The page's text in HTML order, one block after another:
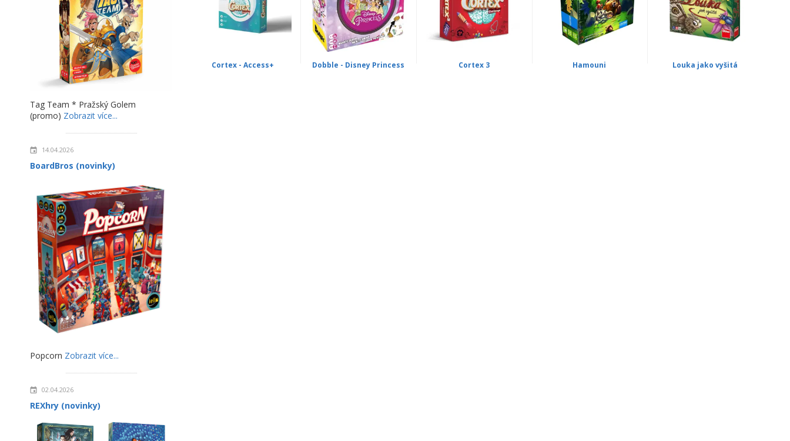
Tag Team * Pražský Golem
(promo) Zobrazit více...
14.04.2026
BoardBros (novinky)
Popcorn Zobrazit více...
02.04.2026
REXhry (novinky)
Cortex - Access+ Dobble - Disney Princess Cortex 3 Hamouni Louka jako vyšitá